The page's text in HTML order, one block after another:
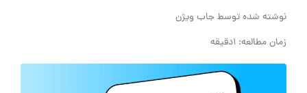
نوشته شده توسطجاب ویژن
زمان مطالعه: 1دقیقه